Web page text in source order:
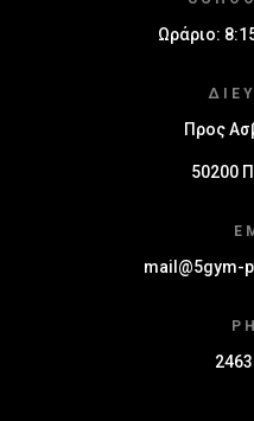
Ωράριο:
Προς
50200
mail@5gym-